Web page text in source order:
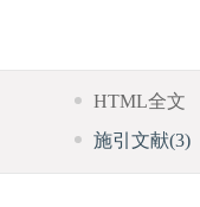
HTML全文
施引文献(3)